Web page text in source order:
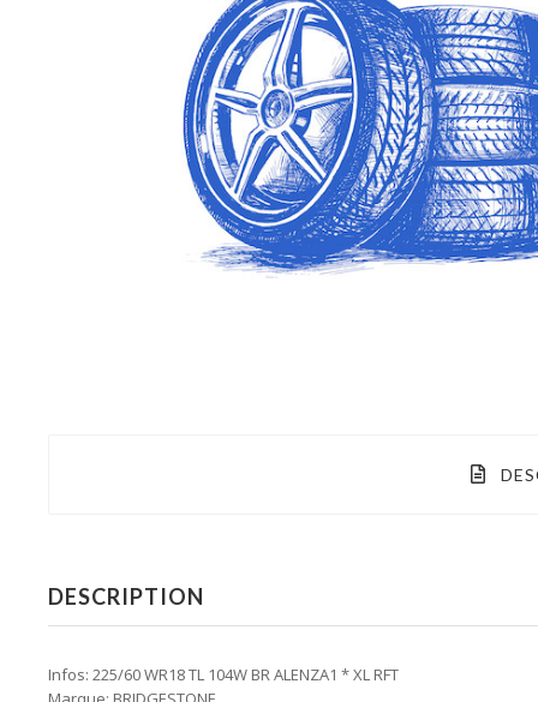
DESCRIPTION
Infos: 225/60 WR18 TL 104W BR ALENZA1 * XL RFT